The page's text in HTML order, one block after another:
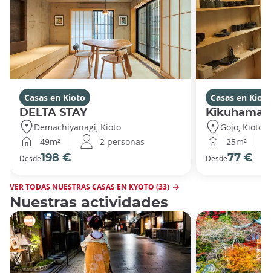
Casas en Kioto
DELTA STAY
Demachiyanagi, Kioto
49m²
2 personas
Desde198 €
Casas en Kioto
Kikuhama
Gojo, Kioto
25m²
Desde77 €
VER TODAS NUESTRAS CASAS EN KYOTO (33)
Nuestras actividades